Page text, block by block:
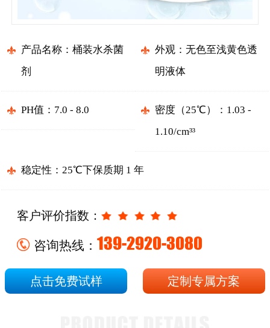
产品名称：桶装水杀菌
剂
外观：无色至浅黄色透
明液体
PH值：7.0 - 8.0
密度（25℃）：1.03 -
1.10/cm³³
稳定性：25℃下保质期 1 年
客户评价指数：
咨询热线： 139-2920-3080
点击免费试样 定制专属方案